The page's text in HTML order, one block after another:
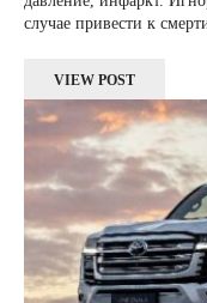
случае привести к
VIEW POST